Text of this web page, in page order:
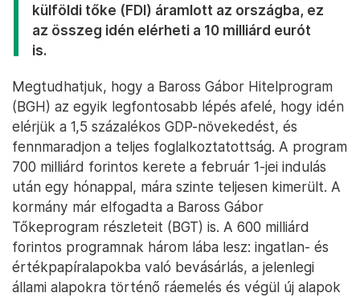
külföldi tőke (FDI) áramlott az országba, ez
az összeg idén elérheti a 10 milliárd eurót
is.
Megtudhatjuk, hogy a Baross Gábor Hitelprogram
(BGH) az egyik legfontosabb lépés afelé, hogy idén
elérjük a 1,5 százalékos GDP-növekedést, és
fennmaradjon a teljes foglalkoztatottság. A program
700 milliárd forintos kerete a február 1-jei indulás
után egy hónappal, mára szinte teljesen kimerült. A
kormány már elfogadta a Baross Gábor
Tőkeprogram részleteit (BGT) is. A 600 milliárd
forintos programnak három lába lesz: ingatlan- és
értékpapíralapokba való bevásárlás, a jelenlegi
állami alapokra történő ráemelés és végül új alapok